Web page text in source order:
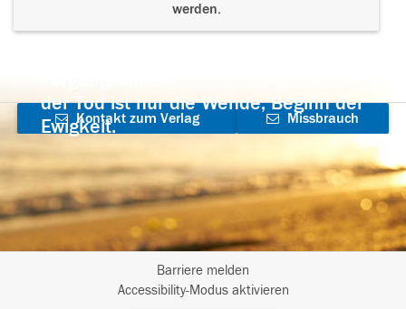
werden.
der Tod ist nur die Wende, Beginn der
Ewigkeit.
Kontakt zum Verlag
aufnehmen
Missbrauch
Barriere melden
Accessibility-Modus aktivieren